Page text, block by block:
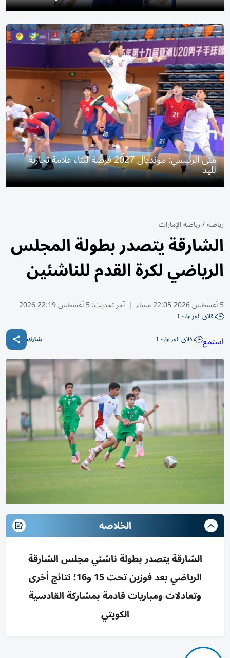
منى الرئيسي: مونديال 2027 فرصة لبناء علامة تجارية
لليد
رياضة/رياضة الإمارات
الشارقة يتصدر بطولة المجلس
الرياضي لكرة القدم للناشئين
5 أغسطس 2026 22:05 مساء | آخر تحديث:5 أغسطس 22:19 2026
دقائق القراءة - 1
استمع دقائق القراءة - 1 شارك
الخلاصه
الشارقة يتصدر بطولة ناشئي مجلس الشارقة
الرياضي بعد فوزين تحت 15 و16؛ نتائج أخرى
وتعادلات ومباريات قادمة بمشاركة القادسية
الكويتي